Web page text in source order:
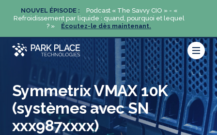
NOUVEL ÉPISODE :
Podcast « The Savvy CIO » - «
Refroidissement par liquide : quand, pourquoi et lequel
? »
Écoutez-le dès maintenant.
Symmetrix VMAX 10K
(systèmes avec SN
xxx987xxxx)